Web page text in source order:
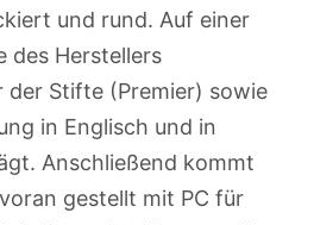
und rund. Auf einer
des Herstellers
der Stifte (Premier) sowie
in Englisch und in
Anschließend kommt
gestellt mit PC für